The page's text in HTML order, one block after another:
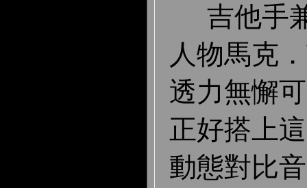
吉他手
人物馬克
透力無懈
正好搭上
動態對比